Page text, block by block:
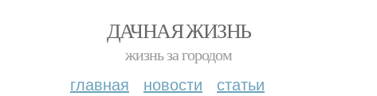
ДАЧНАЯ ЖИЗНЬ
жизнь за городом
главная новости статьи